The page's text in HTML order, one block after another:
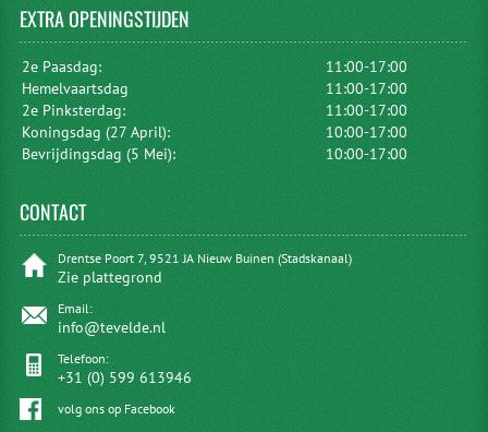
EXTRAOPENINGSTIJDEN
2e Paasdag:
11:00-17:00
Hemelvaartsdag
11:00-17:00
2e Pinksterdag:
11:00-17:00
Koningsdag (27 April):
10:00-17:00
Bevrijdingsdag (5 Mei):
10:00-17:00
CONTACT
Drentse Poort 7, 9521 JA Nieuw Buinen (Stadskanaal)
Zie plattegrond
Email:
info@tevelde.nl
Telefoon:
+31 (0) 599 613946
volg ons op Facebook